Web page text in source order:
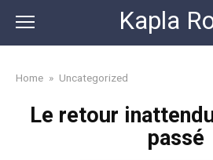
content
Kapla
Home » Uncategorized
Le retour
passé